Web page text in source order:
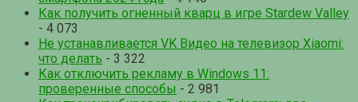
Как получить огненный кварц в игре Stardew Valley
- 4 073
Не устанавливается VK Видео на телевизор Xiaomi:
что делать - 3 322
Как отключить рекламу в Windows 11:
проверенные способы - 2 981